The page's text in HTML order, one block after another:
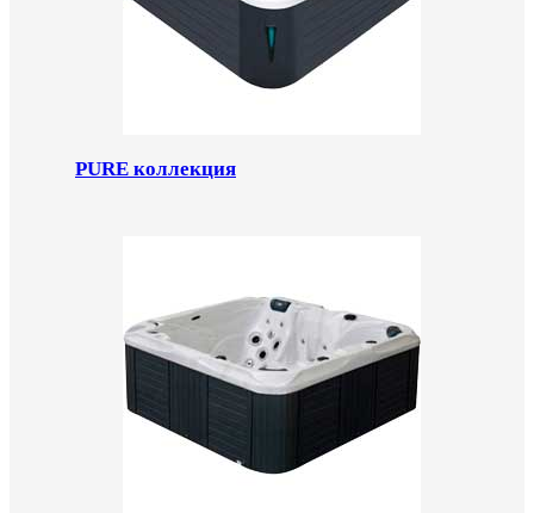
PURE коллекция